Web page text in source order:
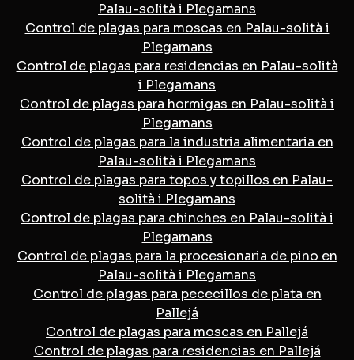
Palau-solità i Plegamans
Control de plagas para moscas en Palau-solità i
Plegamans
Control de plagas para residencias en Palau-solità
i Plegamans
Control de plagas para hormigas en Palau-solità i
Plegamans
Control de plagas para la industria alimentaria en
Palau-solità i Plegamans
Control de plagas para topos y topillos en Palau-
solità i Plegamans
Control de plagas para chinches en Palau-solità i
Plegamans
Control de plagas para la procesionaria de pino en
Palau-solità i Plegamans
Control de plagas para pececillos de plata en
Pallejá
Control de plagas para moscas en Pallejá
Control de plagas para residencias en Pallejá